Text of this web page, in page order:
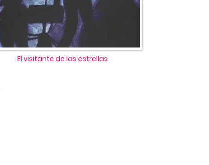
El visitante de las estrellas